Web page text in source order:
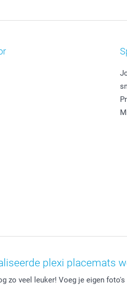
plexi placemats
zo veel leuker! Voeg je eigen